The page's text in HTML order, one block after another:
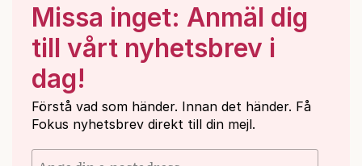
Missa inget: Anmäl dig
till vårt nyhetsbrev i
dag!
Förstå vad som händer. Innan det händer. Få
Fokus nyhetsbrev direkt till din mejl.